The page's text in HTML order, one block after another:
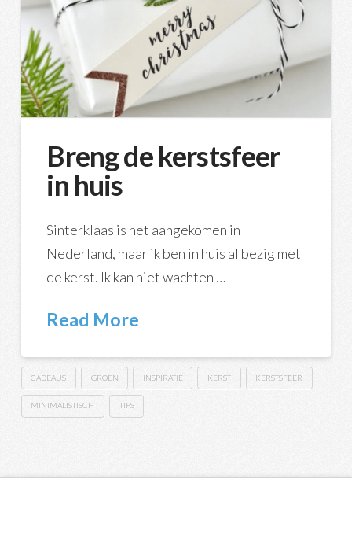
Breng de kerstsfeer
in huis
Sinterklaas is net aangekomen in
Nederland, maar ik ben in huis al bezig met
de kerst. Ik kan niet wachten …
Read More
CADEAUS GROEN INSPIRATIE KERST KERSTSFEER
MINIMALISTISCH TIPS